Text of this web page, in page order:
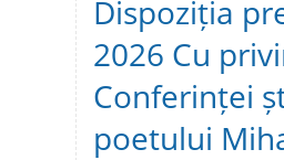
Dispoziția
2026 Cu
Conferinței
poetului